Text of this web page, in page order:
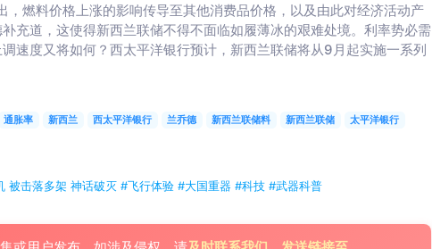
燃料价格上涨的影响传导至其他消费品价格，以及由此对经济活动产
充道，这使得新西兰联储不得不面临如履薄冰的艰难处境。利率势必需
速度又将如何？西太平洋银行预计，新西兰联储将从9月起实施一系列
通胀率 新西兰 西太平洋银行 兰乔德 新西兰联储料 新西兰联储 太平洋银行
被击落多架 神话破灭 #飞行体验 #大国重器 #科技 #武器科普